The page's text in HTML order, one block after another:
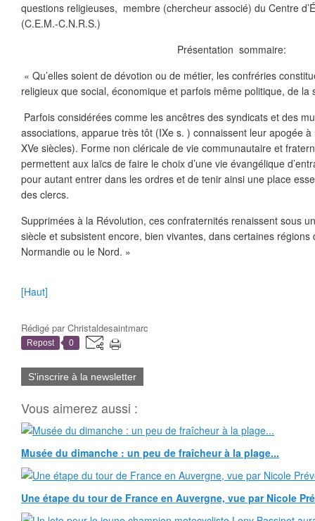
questions religieuses, membre (chercheur associé) du Centre
(C.E.M.-C.N.R.S.)
Présentation sommaire:
« Qu’elles soient de dévotion ou de métier, les confréries
religieux que social, économique et parfois même politique, de la
Parfois considérées comme les ancêtres des syndicats et des
associations, apparue très tôt (IXe s. ) connaissent leur apogée
XVe siècles). Forme non cléricale de vie communautaire et
permettent aux laïcs de faire le choix d’une vie évangélique
pour autant entrer dans les ordres et de tenir ainsi une place
des clercs.
Supprimées à la Révolution, ces confraternités renaissent sous
siècle et subsistent encore, bien vivantes, dans certaines
Normandie ou le Nord. »
[Haut]
Rédigé parChristaldesaintmarc
Repost 0
S'inscrire à la newsletter
Vous aimerez aussi :
Musée du dimanche : un peu de fraîcheur à la plage...
Une étape du tour de France en Auvergne, vue par Nicole